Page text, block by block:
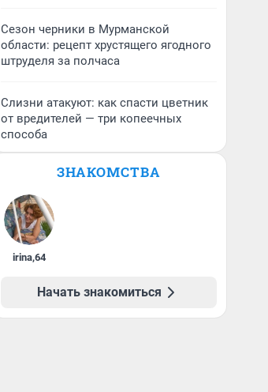
Сезон черники в Мурманской
области: рецепт хрустящего ягодного
штруделя за полчаса
Слизни атакуют: как спасти цветник
от вредителей — три копеечных
способа
ЗНАКОМСТВА
irina,64
Начать знакомиться